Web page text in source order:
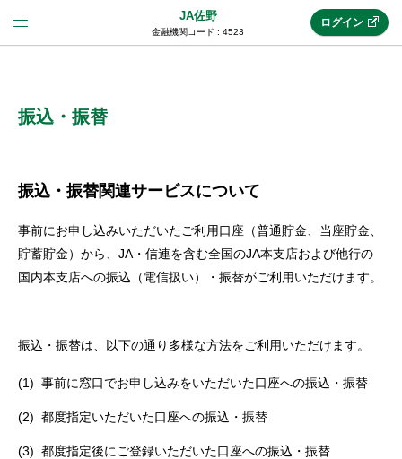
JA佐野
金融機関コード : 4523
セキュリティ
ログイン
振込・振替
振込・振替関連サービスについて
事前にお申し込みいただいたご利用口座（普通貯金、当座貯金、
貯蓄貯金）から、JA・信連を含む全国のJA本支店および他行の
国内本支店への振込（電信扱い）・振替がご利用いただけます。
振込・振替は、以下の通り多様な方法をご利用いただけます。
事前に窓口でお申し込みをいただいた口座への振込・振替
都度指定いただいた口座への振込・振替
都度指定後にご登録いただいた口座への振込・振替